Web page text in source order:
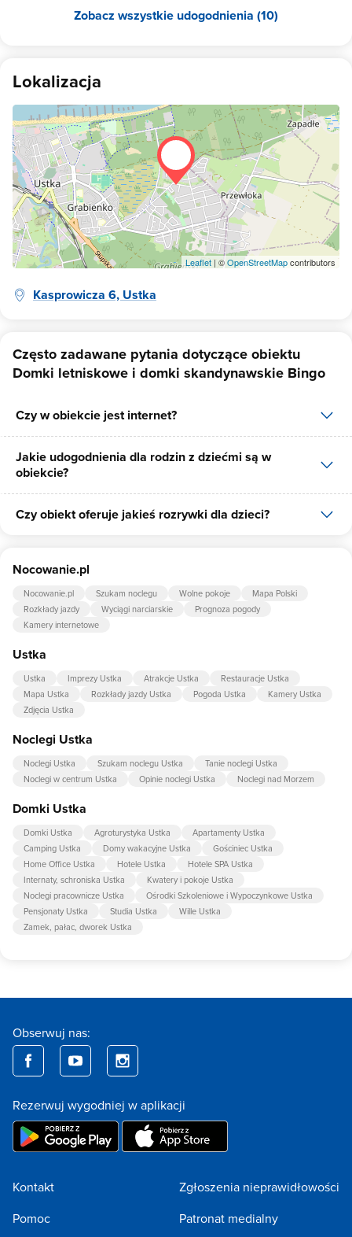
Zobacz wszystkie udogodnienia (10)
Lokalizacja
Leaflet | ©OpenStreetMapcontributors
Kasprowicza 6, Ustka
Często zadawane pytania dotyczące obiektu
Domki letniskowe i domki skandynawskie Bingo
Czy w obiekcie jest internet?
Tak, Domki letniskowe i domki skandynawskie Bingo udostępnia
dla swoich gości internet.
Jakie udogodnienia dla rodzin z dziećmi są w
obiekcie?
Udogodnienia dla rodzin z dziećmi jakie oferuje Domki letniskowe
Czy obiekt oferuje jakieś rozrywki dla dzieci?
piaskownica, trampolina, huśtawka.
Nocowanie.pl
Nocowanie.pl Szukam noclegu Wolne pokoje
Mapa Polski
Rozkłady jazdy
Wyciągi narciarskie
Prognoza pogody
Kamery internetowe
Ustka
Ustka Imprezy Ustka Atrakcje Ustka
Restauracje Ustka
Mapa Ustka
Rozkłady jazdy Ustka Pogoda Ustka
Kamery Ustka
Zdjęcia Ustka
Noclegi Ustka
Noclegi Ustka Szukam noclegu Ustka
Tanie noclegi Ustka
Noclegi w centrum Ustka
Opinie noclegi Ustka Noclegi nad Morzem
Domki Ustka
Domki Ustka Agroturystyka Ustka
Apartamenty Ustka
Camping Ustka
Domy wakacyjne Ustka
Gościniec Ustka
Home Office Ustka
Hotele Ustka
Hotele SPA Ustka
Internaty, schroniska Ustka
Kwatery i pokoje Ustka
Noclegi pracownicze Ustka
Ośrodki Szkoleniowe i Wypoczynkowe Ustka
Pensjonaty Ustka
Studia Ustka
Wille Ustka
Zamek, pałac, dworek Ustka
Obserwuj nas:
Rezerwuj wygodniej w aplikacji
Kontakt
Pomoc
Zgłoszenia nieprawidłowości
Patronat medialny